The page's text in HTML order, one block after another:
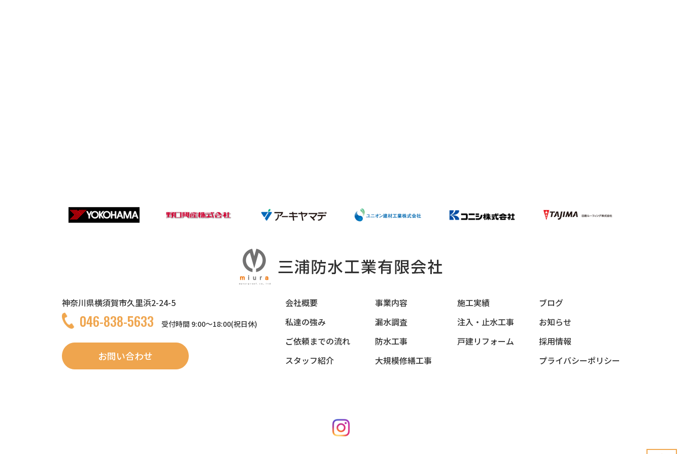
神奈川県横須賀市久里浜2-24-5
046-838-5633 受付時間 9:00〜18:00(祝日休)
お問い合わせ
会社概要
私達の強み
ご依頼までの流れ
スタッフ紹介
事業内容
漏水調査
防水工事
大規模修繕工事
施工実績
注入・止水工事
戸建リフォーム
ブログ
お知らせ
採用情報
プライバシーポリシー